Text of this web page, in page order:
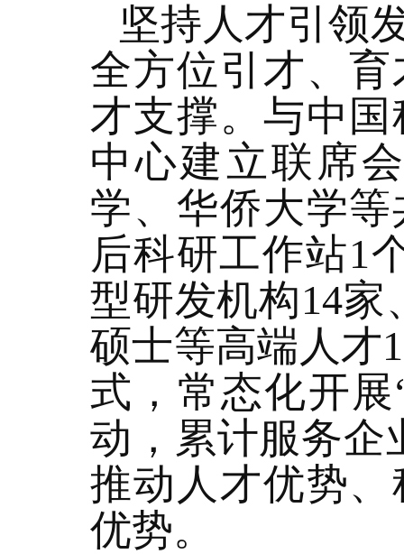
坚持人才引领
全方位引才、
才支撑。与中
中心建立联席
学、华侨大学
后科研工作站1
型研发机构14
硕士等高端人才
式，常态化开
动，累计服务企
推动人才优势
优势。